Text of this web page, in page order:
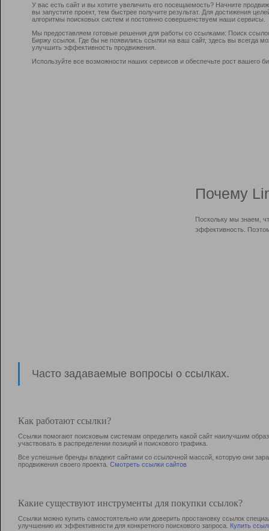
У вас есть сайт и вы хотите увеличить его посещаемость? Начните
вы запустите проект, тем быстрее получите результат. Для достижения
алгоритмы поисковых систем и постоянно совершенствуем наши сервисы.
Мы предоставляем готовые решения для работы со ссылками: Поиск
Биржу ссылок. Где бы не появились ссылки на ваш сайт, здесь вы всегда
улучшить эффективность продвижения.
Используйте все возможности наших сервисов и обеспечьте рост вашего
Почему
Поскольку мы знаем,
эффективность.
Часто задаваемые вопросы о ссылках.
Как работают ссылки?
Ссылки помогают поисковым системам определить какой сайт наилучшим
участвовать в раcпределении позиций и поискового трафика.
Все успешные бренды владеют сайтами со ссылочной массой, которую они
продвижения своего проекта. Смотреть ссылки сайтов
Какие существуют инструменты для покупки ссылок?
Ссылки можно купить самостоятельно или доверить простановку ссылок
улучшению их эффективности для конкретного поискового запроса. Купить